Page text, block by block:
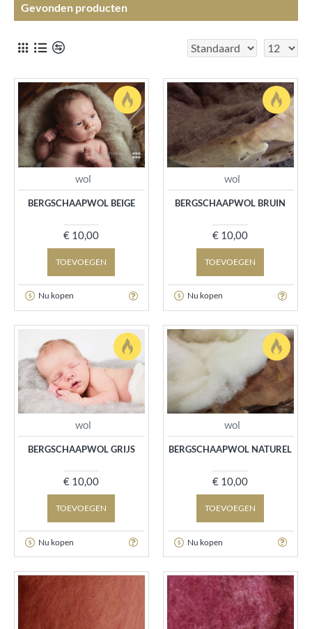
Gevonden producten
wol
BERGSCHAAPWOL BEIGE
€ 10,00
TOEVOEGEN
Nu kopen
wol
BERGSCHAAPWOL BRUIN
€ 10,00
TOEVOEGEN
Nu kopen
wol
BERGSCHAAPWOL GRIJS
€ 10,00
TOEVOEGEN
Nu kopen
wol
BERGSCHAAPWOL NATUREL
€ 10,00
TOEVOEGEN
Nu kopen